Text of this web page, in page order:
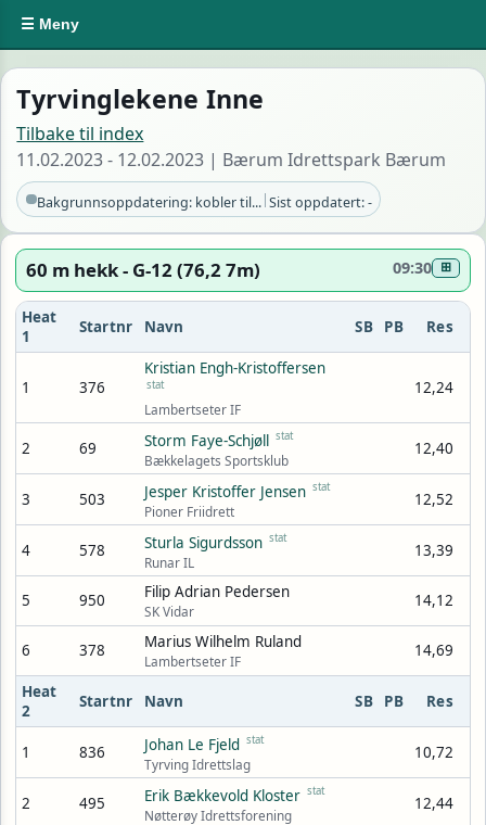
☰ Meny
Tyrvinglekene Inne
Tilbake til index
11.02.2023 - 12.02.2023 | Bærum Idrettspark Bærum
Bakgrunnsoppdatering: kobler til...|Sist oppdatert: -
60 m hekk - G-12 (76,2 7m) 09:30 ⊞
Heat
1
Startnr Navn SB PB Res
1 376
Kristian Engh-Kristoffersen
stat
Lambertseter IF
12,24
2 69 Storm Faye-Schjøll stat
Bækkelagets Sportsklub
12,40
3 503 Jesper Kristoffer Jensen stat
Pioner Friidrett
12,52
4 578 Sturla Sigurdsson stat
Runar IL
13,39
5 950 Filip Adrian Pedersen
SK Vidar
14,12
6 378 Marius Wilhelm Ruland
Lambertseter IF
14,69
Heat
2
Startnr Navn SB PB Res
1 836 Johan Le Fjeld stat
Tyrving Idrettslag
10,72
2 495 Erik Bækkevold Kloster stat
Nøtterøy Idrettsforening
12,44